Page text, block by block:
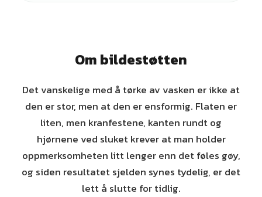
Om bildestøtten
Det vanskelige med å tørke av vasken er ikke at
den er stor, men at den er ensformig. Flaten er
liten, men kranfestene, kanten rundt og
hjørnene ved sluket krever at man holder
oppmerksomheten litt lenger enn det føles gøy,
og siden resultatet sjelden synes tydelig, er det
lett å slutte for tidlig.